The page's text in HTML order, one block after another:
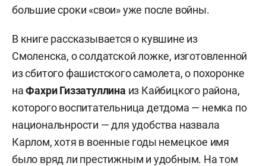
большие сроки «свои» уже после войны.
В книге рассказывается о кувшине из
Смоленска, о солдатской ложке, изготовленной
из сбитого фашистского самолета, о похоронке
наФахри Гиззатуллина из Кайбицкого района,
которого воспитательница детдома — немка по
национальнрости — для удобства назвала
Карлом, хотя в военные годы немецкое имя
было вряд ли престижным и удобным. На том